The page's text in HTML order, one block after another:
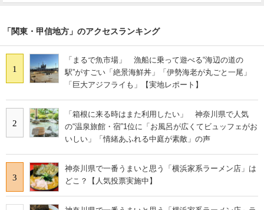
「関東・甲信地方」のアクセスランキング
1
「まるで魚市場」 漁船に乗って遊べる“海辺の道の
駅”がすごい「絶景海鮮丼」「伊勢海老が丸ごと一尾」
「巨大アジフライも」【実地レポート】
2
「箱根に来る時はまた利用したい」 神奈川県で人気
の“温泉旅館・宿”1位に「お風呂が広くてビュッフェがお
いしい」「情緒あふれる中庭が素敵」の声
3
神奈川県で一番うまいと思う「横浜家系ラーメン店」は
どこ？【人気投票実施中】